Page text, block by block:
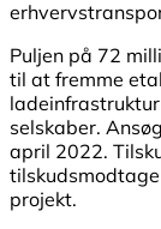
Puljen på 72
til at fremme
selskaber.
april 2022.
projekt.